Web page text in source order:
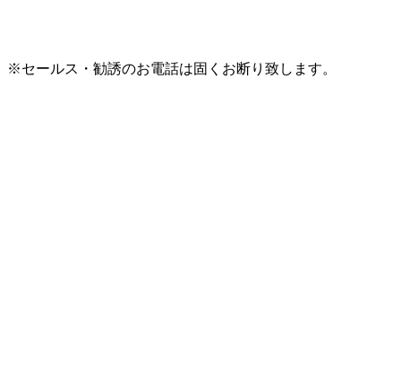
※セールス・勧誘のお電話は固くお断り致します。